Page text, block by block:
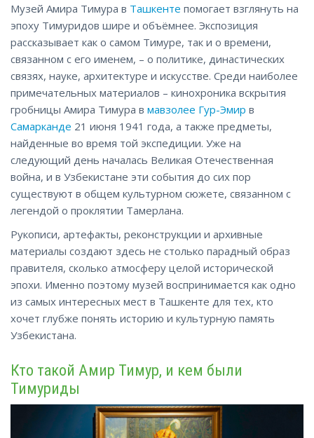
Музей Амира Тимура в Ташкенте помогает взглянуть на
эпоху Тимуридов шире и объёмнее. Экспозиция
рассказывает как о самом Тимуре, так и о времени,
связанном с его именем, – о политике, династических
связях, науке, архитектуре и искусстве. Среди наиболее
примечательных материалов – кинохроника вскрытия
гробницы Амира Тимура в мавзолее Гур-Эмир в
Самарканде 21 июня 1941 года, а также предметы,
найденные во время той экспедиции. Уже на
следующий день началась Великая Отечественная
война, и в Узбекистане эти события до сих пор
существуют в общем культурном сюжете, связанном с
легендой о проклятии Тамерлана.
Рукописи, артефакты, реконструкции и архивные
материалы создают здесь не столько парадный образ
правителя, сколько атмосферу целой исторической
эпохи. Именно поэтому музей воспринимается как одно
из самых интересных мест в Ташкенте для тех, кто
хочет глубже понять историю и культурную память
Узбекистана.
Кто такой Амир Тимур, и кем были
Тимуриды